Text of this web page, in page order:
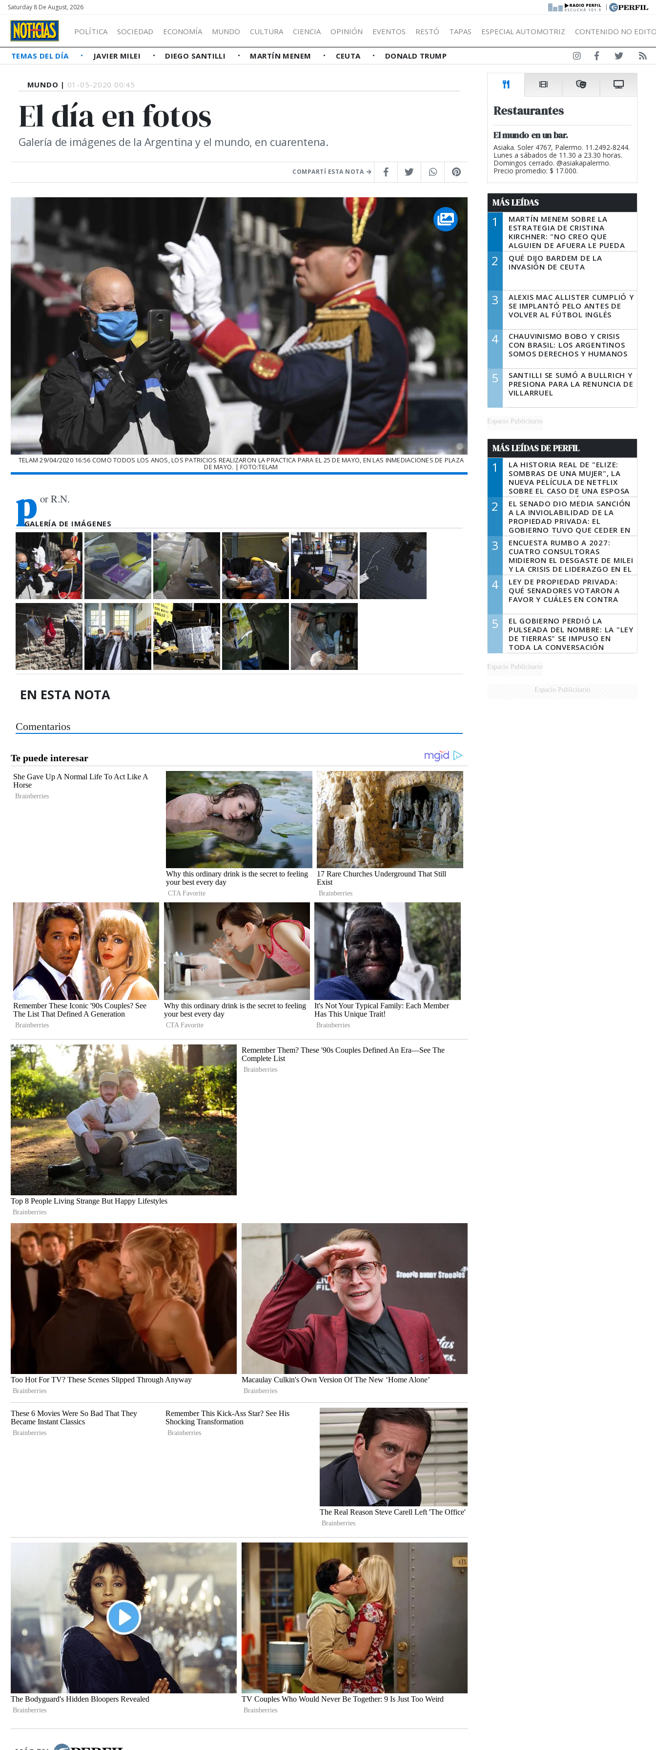
Saturday 8 De August, 2026 |
POLÍTICA SOCIEDAD ECONOMÍA MUNDO CULTURA CIENCIA OPINIÓN EVENTOS RESTÓ TAPAS ESPECIAL AUTOMOTRIZ CONTENIDO NO
TEMAS DEL DÍA JAVIER MILEI DIEGO SANTILLI MARTÍN MENEM CEUTA DONALD TRUMP
MUNDO | 01-05-2020 00:45
El día en fotos
Galería de imágenes de la Argentina y el mundo, en cuarentena.
COMPARTÍ ESTA NOTA
TELAM 29/04/2020 16:56 COMO TODOS LOS ANOS, LOS PATRICIOS REALIZARON LA PRACTICA PARA EL 25 DE MAYO, EN LAS INMEDIACIONES DE PLAZA
DE MAYO. | FOTO:TELAM
p or R.N.
GALERÍA DE IMÁGENES
EN ESTA NOTA
Comentarios
Restaurantes
El mundo en un bar.
Asiaka. Soler 4767, Palermo. 11.2492-8244.
Lunes a sábados de 11.30 a 23.30 horas.
Domingos cerrado. @asiakapalermo.
Precio promedio: $ 17.000.
MÁS LEÍDAS
1
MARTÍN MENEM SOBRE LA
ESTRATEGIA DE CRISTINA
KIRCHNER: "NO CREO QUE
ALGUIEN DE AFUERA LE PUEDA
DECIR A LA JUSTICIA LO QUE
TIENE QUE HACER"
2
QUÉ DIJO BARDEM DE LA
INVASIÓN DE CEUTA
3
ALEXIS MAC ALLISTER CUMPLIÓ Y
SE IMPLANTÓ PELO ANTES DE
VOLVER AL FÚTBOL INGLÉS
4
CHAUVINISMO BOBO Y CRISIS
CON BRASIL: LOS ARGENTINOS
SOMOS DERECHOS Y HUMANOS
5
SANTILLI SE SUMÓ A BULLRICH Y
PRESIONA PARA LA RENUNCIA DE
VILLARRUEL
Espacio Publicitario
MÁS LEÍDAS DE PERFIL
1
LA HISTORIA REAL DE "ELIZE:
SOMBRAS DE UNA MUJER", LA
NUEVA PELÍCULA DE NETFLIX
SOBRE EL CASO DE UNA ESPOSA
QUE DESCUARTIZÓ A SU
MARIDO
2
EL SENADO DIO MEDIA SANCIÓN
A LA INVIOLABILIDAD DE LA
PROPIEDAD PRIVADA: EL
GOBIERNO TUVO QUE CEDER EN
LA LEY DEL MANEJO DEL FUEGO
3
ENCUESTA RUMBO A 2027:
CUATRO CONSULTORAS
MIDIERON EL DESGASTE DE MILEI
Y LA CRISIS DE LIDERAZGO EN EL
PERONISMO
4
LEY DE PROPIEDAD PRIVADA:
QUÉ SENADORES VOTARON A
FAVOR Y CUÁLES EN CONTRA
5
EL GOBIERNO PERDIÓ LA
PULSEADA DEL NOMBRE: LA "LEY
DE TIERRAS" SE IMPUSO EN
TODA LA CONVERSACIÓN
DIGITAL
Espacio Publicitario
Espacio Publicitario